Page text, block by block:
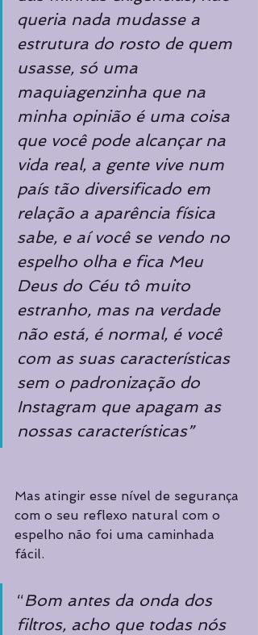
queria nada mudasse a
estrutura do rosto de quem
usasse, só uma
maquiagenzinha que na
minha opinião é uma coisa
que você pode alcançar na
vida real, a gente vive num
país tão diversificado em
relação a aparência física
sabe, e aí você se vendo no
espelho olha e fica Meu
Deus do Céu tô muito
estranho, mas na verdade
não está, é normal, é você
com as suas características
sem o padronização do
Instagram que apagam as
nossas características”
Mas atingir esse nível de segurança
com o seu reflexo natural com o
espelho não foi uma caminhada
fácil.
“Bom antes da onda dos
filtros, acho que todas nós